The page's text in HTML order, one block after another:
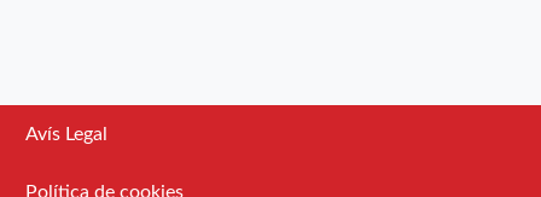
Avís Legal
Política de cookies